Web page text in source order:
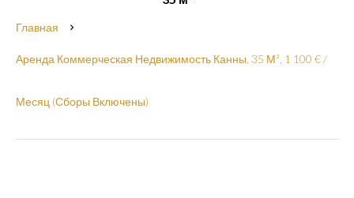
Главная
Аренда Коммерческая Недвижимость Канны, 35 М², 1 100 € /
Месяц (Сборы Включены)